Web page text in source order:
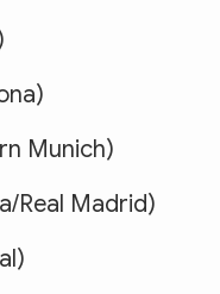
Munich)
Real Madrid)